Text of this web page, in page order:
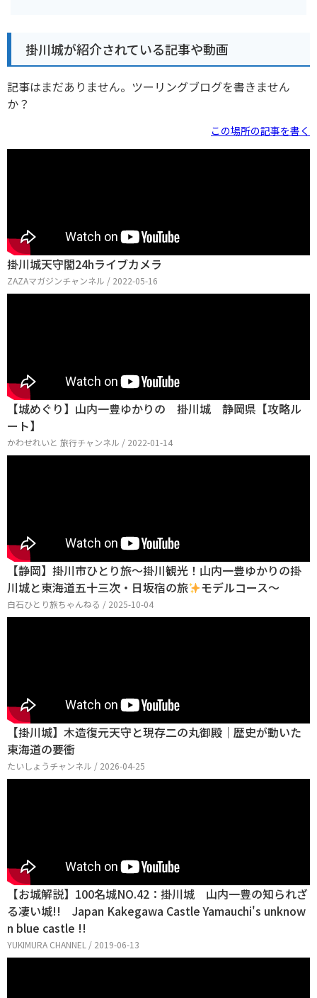
掛川城が紹介されている記事や動画
記事はまだありません。ツーリングブログを書きません
か？
この場所の記事を書く
掛川城天守閣24hライブカメラ
ZAZAマガジンチャンネル / 2022-05-16
【城めぐり】山内一豊ゆかりの 掛川城 静岡県【攻略ル
ート】
かわせれいと 旅行チャンネル / 2022-01-14
【静岡】掛川市ひとり旅〜掛川観光！山内一豊ゆかりの掛
川城と東海道五十三次・日坂宿の旅
モデルコース〜
白石ひとり旅ちゃんねる / 2025-10-04
【掛川城】木造復元天守と現存二の丸御殿｜歴史が動いた
東海道の要衝
たいしょうチャンネル / 2026-04-25
【お城解説】100名城NO.42：掛川城 山内一豊の知られざ
る凄い城!! Japan Kakegawa Castle Yamauchi's unknow
n blue castle !!
YUKIMURA CHANNEL / 2019-06-13